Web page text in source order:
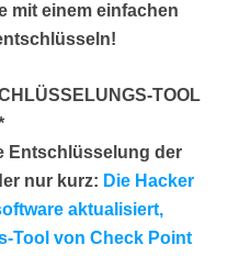
mit einem einfachen
TOOL
Entschlüsselung der
nur kurz: Die Hacker
aktualisiert,
Tool von Check Point